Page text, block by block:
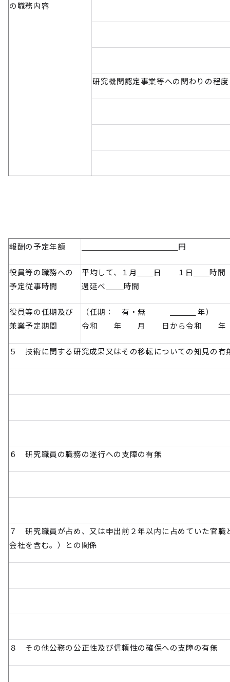
の職務内容
研究機関認定事業等への関わりの程
報酬の予定年額 円
役員等の職務への
予定従事時間
平均して、１月 日 １日
時間
週延べ
時間
役員等の任期及び
兼業予定期間
（任期： 有・無
年）
令和 年 月 日から令和
５ 技術に関する研究成果又はその移転についての知見の有
６ 研究職員の職務の遂行への支障の有無
７ 研究職員が占め、又は申出前２年以内に占めていた官職
会社を含む。）との関係
８ その他公務の公正性及び信頼性の確保への支障の有無